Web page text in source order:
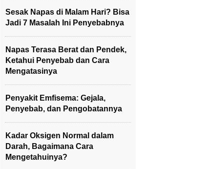
Sesak Napas di Malam Hari? Bisa
Jadi 7 Masalah Ini Penyebabnya
Napas Terasa Berat dan Pendek,
Ketahui Penyebab dan Cara
Mengatasinya
Penyakit Emfisema: Gejala,
Penyebab, dan Pengobatannya
Kadar Oksigen Normal dalam
Darah, Bagaimana Cara
Mengetahuinya?